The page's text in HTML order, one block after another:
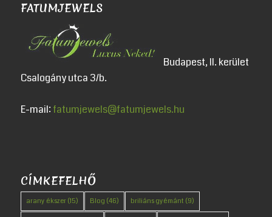
FATUMJEWELS
Budapest, II. kerület
Csalogány utca 3/b.
E-mail: fatumjewels@fatumjewels.hu
CÍMKEFELHŐ
arany ékszer(15) Blog (46) briliáns gyémánt (9)